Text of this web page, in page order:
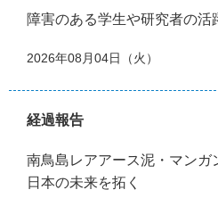
障害のある学生や研究者の活
2026年08月04日（火）
経過報告
南鳥島レアアース泥・マンガ
日本の未来を拓く